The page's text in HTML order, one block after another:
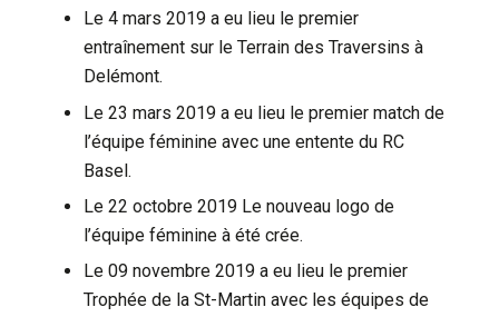
Le 4 mars 2019 a eu lieu le premier
entraînement sur le Terrain des Traversins à
Delémont.
Le 23 mars 2019 a eu lieu le premier match de
l’équipe féminine avec une entente du RC
Basel.
Le 22 octobre 2019 Le nouveau logo de
l’équipe féminine à été crée.
Le 09 novembre 2019 a eu lieu le premier
Trophée de la St-Martin avec les équipes de